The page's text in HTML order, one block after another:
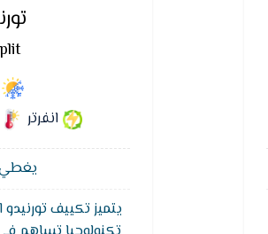
انفرتر
يغطي
يتميز تكييف تورنيدو